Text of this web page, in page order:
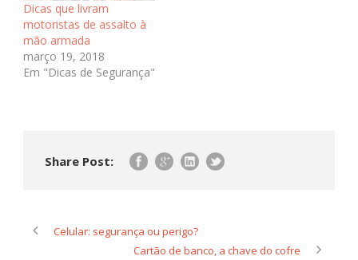
Dicas que livram
motoristas de assalto à
mão armada
março 19, 2018
Em "Dicas de Segurança"
Share Post:
Celular: segurança ou perigo?
Cartão de banco, a chave do cofre